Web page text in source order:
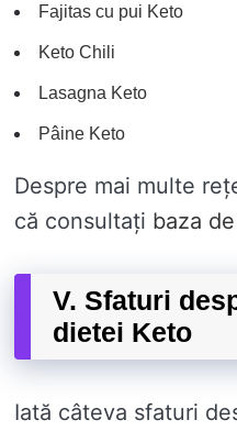
Fajitas cu pui Keto
Keto Chili
Lasagna Keto
Pâine Keto
Despre mai multe
că consultați baza
V. Sfaturi
dietei Keto
Iată câteva sfaturi